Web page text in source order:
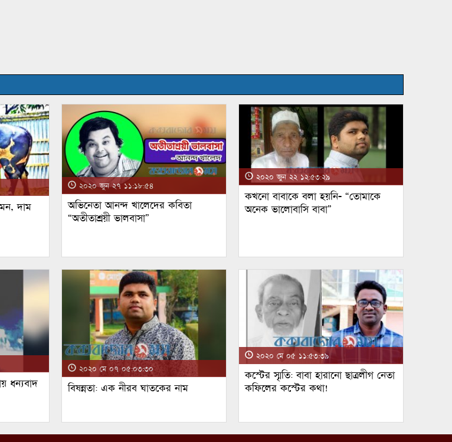
দাম
২০২০ জুন ২৭ ১১:১৮:৫৪
অভিনেতা আনন্দ খালেদের কবিতা
“অতীতাশ্রয়ী ভালবাসা”
২০২০ জুন ২২ ১২:৫৩:২৯
কখনো বাবাকে বলা হয়নি- “তোমাকে
অনেক ভালোবাসি বাবা”
ধন্যবাদ
২০২০ মে ০৭ ০৫:০৩:৩০
বিষন্নতা: এক নীরব ঘাতকের নাম
২০২০ মে ০৫ ১১:৫৩:৩৯
কস্টের স্মৃতি: বাবা হারানো ছাত্রলীগ নেতা
কফিলের কস্টের কথা!